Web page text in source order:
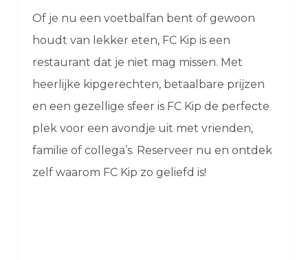
Of je nu een voetbalfan bent of gewoon
houdt van lekker eten, FC Kip is een
restaurant dat je niet mag missen. Met
heerlijke kipgerechten, betaalbare prijzen
en een gezellige sfeer is FC Kip de perfecte
plek voor een avondje uit met vrienden,
familie of collega’s. Reserveer nu en ontdek
zelf waarom FC Kip zo geliefd is!